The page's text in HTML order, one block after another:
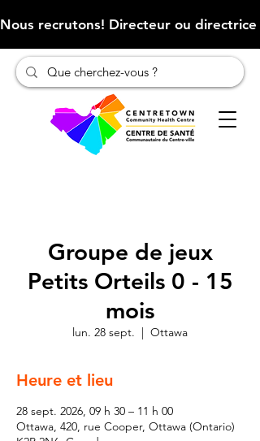
Nous recrutons! Directeur ou
Groupe de jeux
Petits Orteils 0 - 15
mois
lun. 28 sept.
  |
Ottawa
Heure et lieu
28 sept. 2026, 09 h 30 – 11 h 00
Ottawa, 420, rue Cooper, Ottawa (Ontario)